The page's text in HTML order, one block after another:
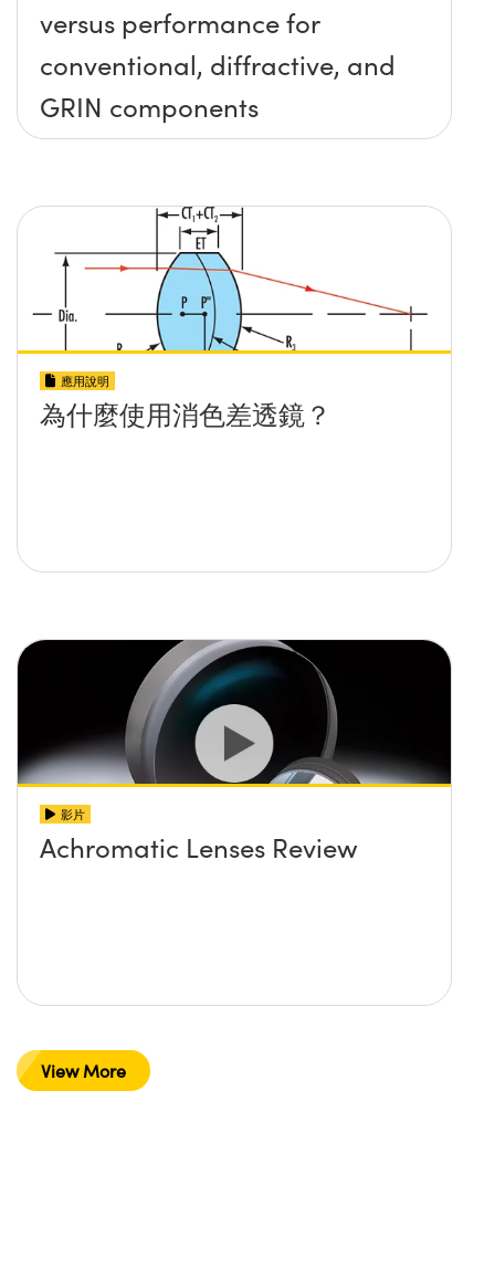
versus performance for
conventional, diffractive, and
GRIN components
應用說明
為什麼使用消色差透鏡？
影片
Achromatic Lenses Review
View More